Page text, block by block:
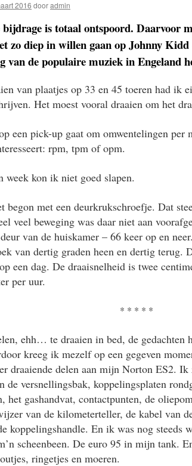
2016 dooradmin
is totaal ontspoord. Daarvoor
zo diep in willen gaan op Johnny Kidd
van de populaire muziek in Engeland
van plaatjes op 33 en 45 toeren had ik
Het moest vooral draaien om het
een pick-up gaat om omwentelingen
rpm, tpm of opm.
week kon ik niet goed slapen.
begon met een deurkrukschroefje. Dat
veel beweging was daar niet aan
van de huiskamer – 66 keer op en
van dertig graden heen en dertig terug.
een dag. De draaisnelheid is twee
per uur.
* * * * *
ehh… te draaien in bed, de gedachten
kreeg ik mezelf op een gegeven
draaiende delen aan mijn Norton ES2.
de versnellingsbak, koppelingsplaten
het gashandvat, contactpunten, de
van de kilometerteller, de kabel van
koppelingshandle. En ik was nog steeds
scheenbeen. De euro 95 in mijn tank.
ringetjes en moeren.